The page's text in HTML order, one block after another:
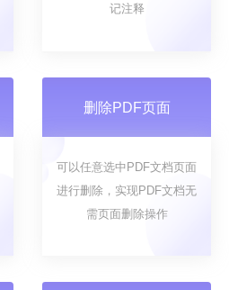
记注释
删除PDF页面
可以任意选中PDF文档页面
进行删除，实现PDF文档无
需页面删除操作